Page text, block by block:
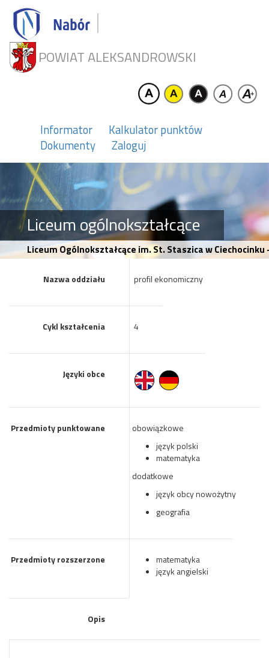
POWIAT ALEKSANDROWSKI
Informator
Kalkulator punktów
Dokumenty
Zaloguj
Liceum ogólnokształcące
Liceum Ogólnokształcące im. St. Staszica w
Nazwa oddziału profil ekonomiczny
Cykl kształcenia 4
Języki obce
Przedmioty punktowane
obowiązkowe
język polski
matematyka
dodatkowe
język obcy nowożytny
geografia
Przedmioty rozszerzone
matematyka
język angielski
Opis